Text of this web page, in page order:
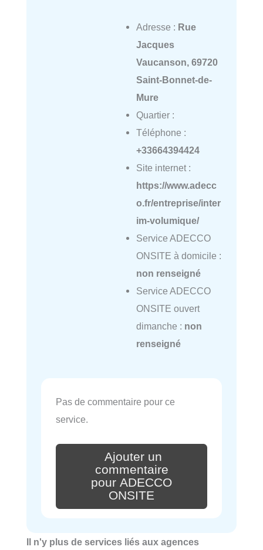
Adresse : Rue
Jacques
Vaucanson, 69720
Saint-Bonnet-de-
Mure
Quartier :
Téléphone :
+33664394424
Site internet :
https://www.adecc
o.fr/entreprise/inter
im-volumique/
Service ADECCO
ONSITE à domicile :
non renseigné
Service ADECCO
ONSITE ouvert
dimanche : non
renseigné
Pas de commentaire pour ce
service.
Ajouter un
commentaire
pour ADECCO
ONSITE
Il n'y plus de services liés aux agences